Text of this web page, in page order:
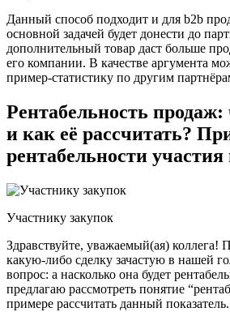
Данный способ подходит и для b2b
основной задачей будет донести до
дополнительный товар даст больше
его компании. В качестве аргумента
пример-статистику по другим
Рентабельность продаж:
и как её рассчитать?
рентабельности участия
Участнику закупок
Здравствуйте, уважаемый(ая) коллега!
какую-либо сделку зачастую в нашей
вопрос: а насколько она будет
предлагаю рассмотреть понятие
примере рассчитать данный показатель.